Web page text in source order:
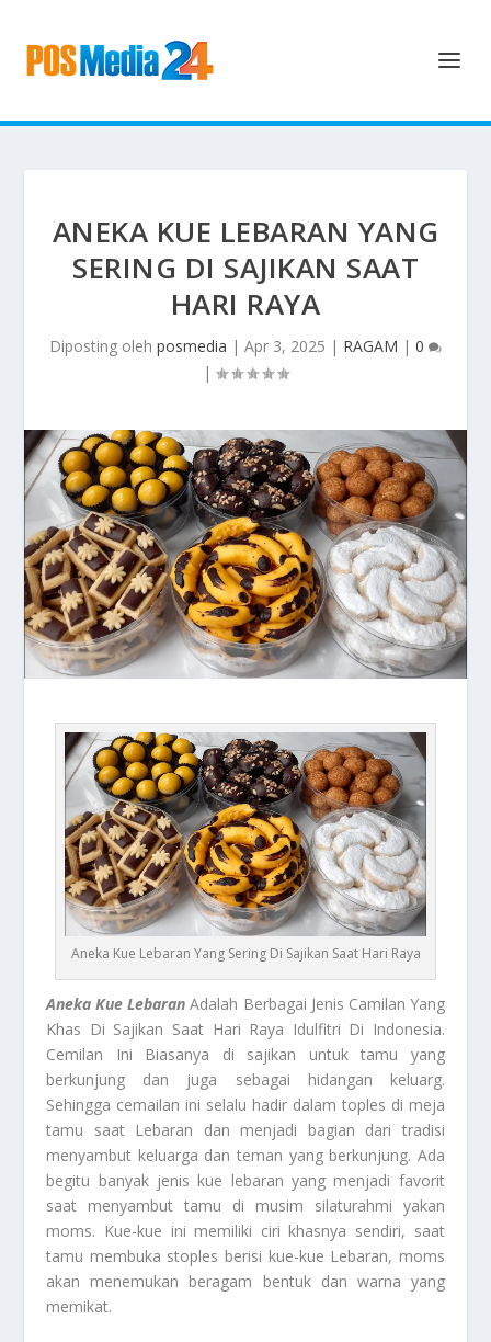
ANEKA KUE LEBARAN YANG
SERING DI SAJIKAN SAAT
HARI RAYA
Diposting oleh posmedia | Apr 3, 2025 | RAGAM | 0
|
Aneka Kue Lebaran Yang Sering Di Sajikan Saat Hari Raya
Aneka Kue Lebaran Adalah Berbagai Jenis Camilan Yang
Khas Di Sajikan Saat Hari Raya Idulfitri Di Indonesia.
Cemilan Ini Biasanya di sajikan untuk tamu yang
berkunjung dan juga sebagai hidangan keluarg.
Sehingga cemailan ini selalu hadir dalam toples di meja
tamu saat Lebaran dan menjadi bagian dari tradisi
menyambut keluarga dan teman yang berkunjung. Ada
begitu banyak jenis kue lebaran yang menjadi favorit
saat menyambut tamu di musim silaturahmi yakan
moms. Kue-kue ini memiliki ciri khasnya sendiri, saat
tamu membuka stoples berisi kue-kue Lebaran, moms
akan menemukan beragam bentuk dan warna yang
memikat.